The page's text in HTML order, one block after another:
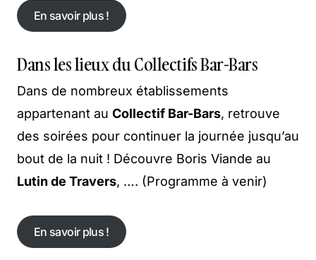
En savoir plus !
En savoir plus !
Dans les lieux du Collectifs Bar-Bars
Dans de nombreux établissements
appartenant au Collectif Bar-Bars, retrouve
des soirées pour continuer la journée jusqu’au
bout de la nuit ! Découvre Boris Viande au
Lutin de Travers, …. (Programme à venir)
En savoir plus !
En savoir plus !